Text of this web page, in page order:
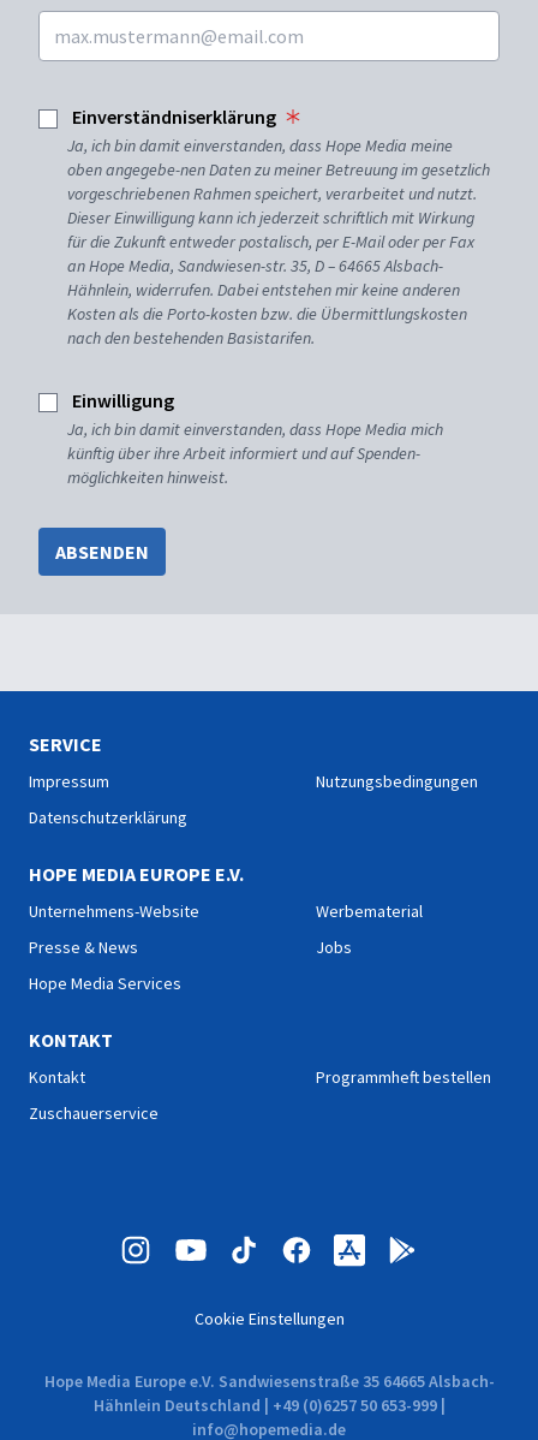
Einverständniserklärung
Ja, ich bin damit einverstanden, dass Hope Media meine
oben angegebe-nen Daten zu meiner Betreuung im gesetzlich
vorgeschriebenen Rahmen speichert, verarbeitet und nutzt.
Dieser Einwilligung kann ich jederzeit schriftlich mit Wirkung
für die Zukunft entweder postalisch, per E-Mail oder per Fax
an Hope Media, Sandwiesen-str. 35, D – 64665 Alsbach-
Hähnlein, widerrufen. Dabei entstehen mir keine anderen
Kosten als die Porto-kosten bzw. die Übermittlungskosten
nach den bestehenden Basistarifen.
Einwilligung
Ja, ich bin damit einverstanden, dass Hope Media mich
künftig über ihre Arbeit informiert und auf Spenden-
möglichkeiten hinweist.
ABSENDEN
SERVICE
Impressum
Datenschutzerklärung
Nutzungsbedingungen
HOPE MEDIA EUROPE E.V.
Unternehmens-Website
Presse & News
Hope Media Services
Werbematerial
Jobs
KONTAKT
Kontakt
Zuschauerservice
Programmheft bestellen
Cookie Einstellungen
Hope Media Europe e.V. Sandwiesenstraße 35 64665 Alsbach-
Hähnlein Deutschland | +49 (0)6257 50 653-999 |
info@hopemedia.de